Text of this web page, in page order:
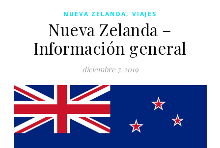
NUEVA ZELANDA, VIAJES
Nueva Zelanda –
Información general
diciembre 7, 2019